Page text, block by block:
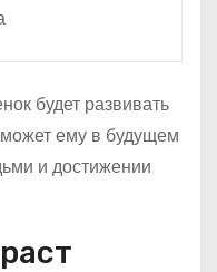
будет развивать
ему в будущем
и достижении